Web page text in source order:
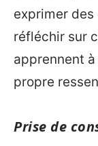
exprimer des
réfléchir sur
apprennent
propre
Prise de